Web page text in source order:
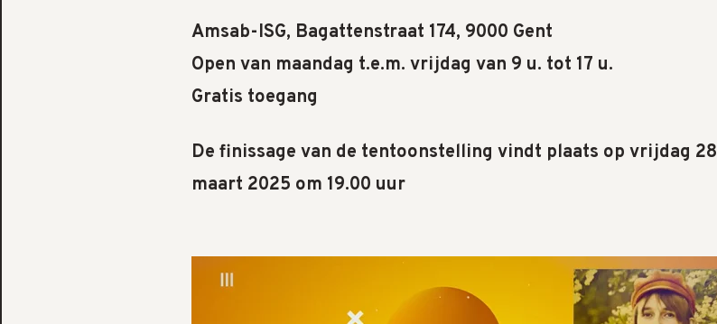
Amsab-ISG, Bagattenstraat 174, 9000 Gent
Open van maandag t.e.m. vrijdag van 9 u. tot 17 u.
Gratis toegang
De finissage van de tentoonstelling vindt plaats op vrijdag 28
maart 2025 om 19.00 uur